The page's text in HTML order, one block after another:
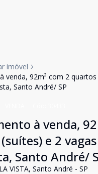
imóvel
venda, 92m² com 2
Santo André/ SP
à venda,
e 2
Santo André/
VISTA, Santo André - SP